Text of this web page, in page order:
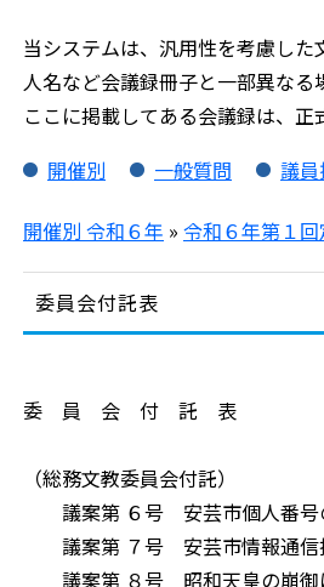
当システムは、汎用性を考慮した
人名など会議録冊子と一部異なる
ここに掲載してある会議録は、正
開催別
一般質問 議
開催別 令和６年 » 令和６年第１
委員会付託表
委 員 会 付 託 表
（総務文教委員会付託）
議案第 ６号 安芸市個人番号
議案第 ７号 安芸市情報通信
議案第 ８号 昭和天皇の崩御